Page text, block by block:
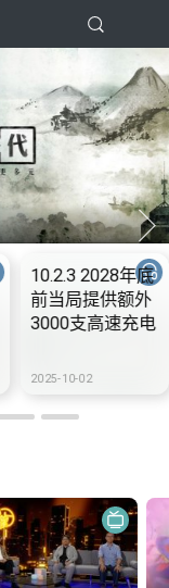
10.2.3 2028年底
前当局提供额外
3000支高速充电
设300个电动车
2025-10-02